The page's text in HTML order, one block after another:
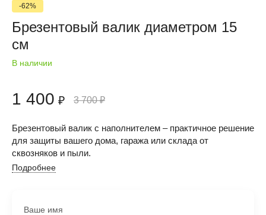
-62%
Брезентовый валик диаметром 15
см
В наличии
1 400 ₽ 3 700₽
Брезентовый валик с наполнителем – практичное решение
для защиты вашего дома, гаража или склада от
сквозняков и пыли.
Подробнее
Ваше имя